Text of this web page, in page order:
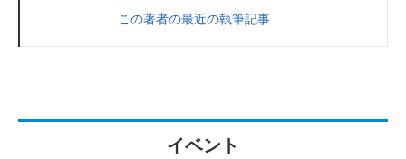
この著者の最近の執筆記事
イベント